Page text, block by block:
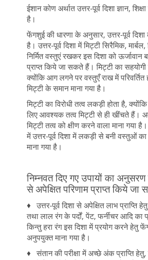
ईशान कोण अर्थात उत्तर-पूर्व दिशा ज्ञान,
है।
फेंगशुई की धारणा के अनुसार, उत्तर-पूर्व दिशा
है। उत्तर-पूर्व दिशा में मिट्टी सिरैमिक,
निर्मित वस्तुएं रखकर इस दिशा को
प्राप्त किये जा सकते हैं। मिट्टी का सहयोगी
क्योंकि आग लगने पर वस्तुएँ राख में परिवर्तित
मिट्टी के समान माना गया है।
मिट्टी का विरोधी तत्व लकड़ी होता है,
लिए आवश्यक तत्व मिट्टी से ही खींचते हैं।
मिट्टी तत्व को क्षीण करने वाला माना गया
में उत्तर-पूर्व दिशा में लकड़ी से बनी वस्तुओं का
माना गया है।
निम्नवत दिए गए उपायों का अनुसरण
से अपेक्षित परिणाम प्राप्त किये जा
♦ उत्तर-पूर्व दिशा से अपेक्षित लाभ प्राप्ति
तथा लाल रंग के पर्दों, पेंट, फर्नीचर आदि का
किन्तु हरा रंग इस दिशा में प्रयोग करने हेतु
अनुपयुक्त माना गया है।
♦ संतान की परीक्षा में अच्छे अंक प्राप्ति हेतु,